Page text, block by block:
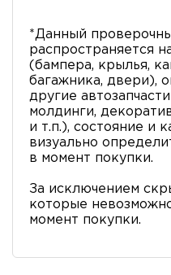
*Данный
распространяется
(бампера, крылья,
багажника, двери),
другие
молдинги,
и т.п.), состояние и
визуально
в момент покупки.
За исключением
которые
момент покупки.